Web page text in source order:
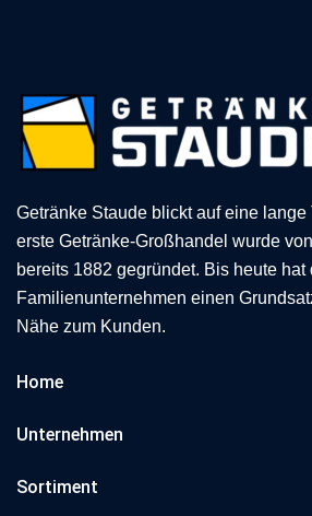
Getränke Staude blickt auf eine
erste Getränke-Großhandel wurde
bereits 1882 gegründet. Bis heute hat
Familienunternehmen einen
Nähe zum Kunden.
Home
Unternehmen
Sortiment